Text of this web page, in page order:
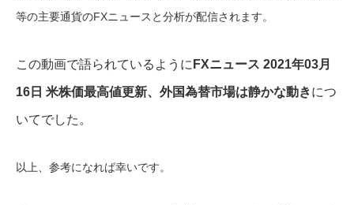
等の主要通貨のFXニュースと分析が配信されます。
この動画で語られているように FXニュース 2021年03月
16日 米株価最高値更新、外国為替市場は静かな動きにつ
いてでした。
以上、参考になれば幸いです。